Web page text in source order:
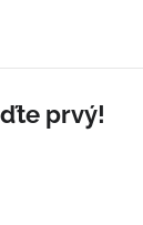
prvý!